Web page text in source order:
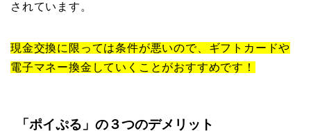
されています。
現金交換に限っては条件が悪いので、ギフトカードや
電子マネー換金していくことがおすすめです！
「ポイぷる」の３つのデメリット